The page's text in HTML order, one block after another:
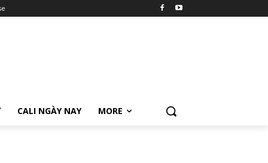
CALI NGÀY NAY MORE